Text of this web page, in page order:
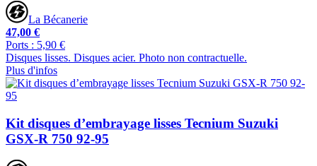
La Bécanerie
47,00 €
Ports : 5,90 €
Disques lisses. Disques acier. Photo non contractuelle.
Plus d'infos
Kit disques d’embrayage lisses Tecnium Suzuki
GSX-R 750 92-95